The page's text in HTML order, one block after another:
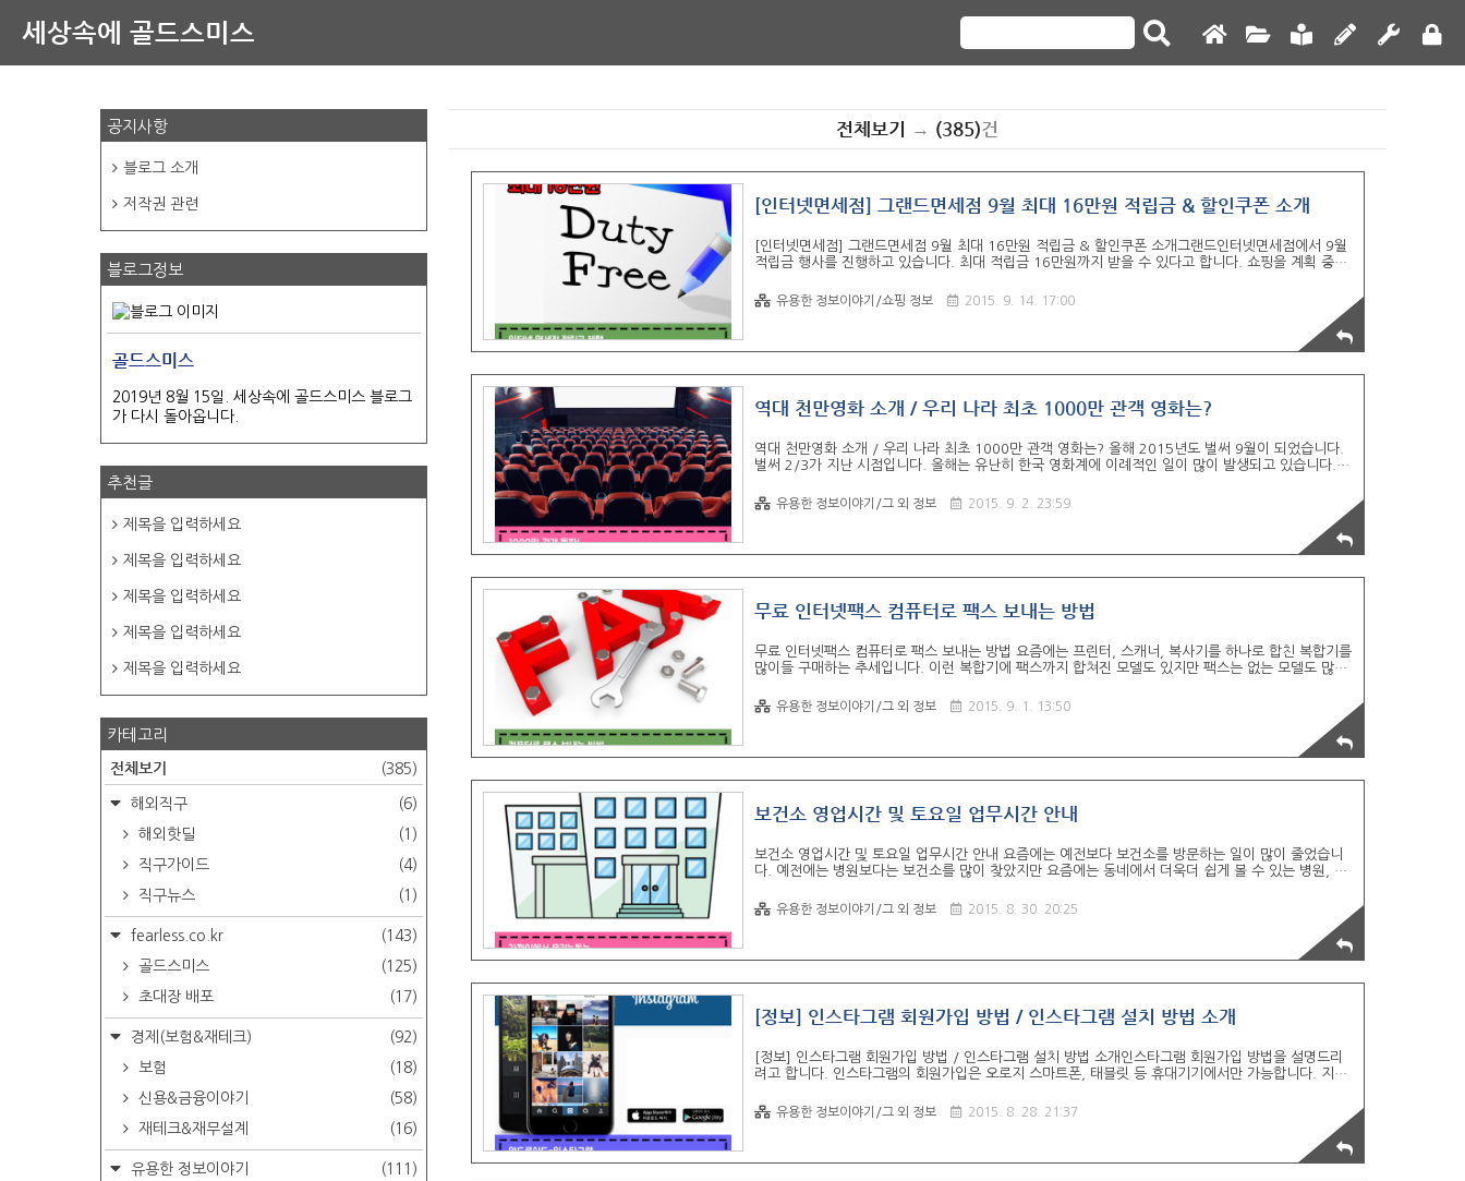
세상속에 골드스미스
전체보기 → (385)건
[인터넷면세점] 그랜드면세점 9월 최대 16만원 적립금 & 할인쿠폰 소개
[인터넷면세점] 그랜드면세점 9월 최대 16만원 적립금 & 할인쿠폰 소개그랜드인터넷면세점에서 9월
적립금 행사를 진행하고 있습니다. 최대 적립금 16만원까지 받을 수 있다고 합니다. 쇼핑을 계획 중이
에만 있는 면세점을 생각하지만 실제로는 인터넷면세점이라는 것도 존재합니다. 인터넷 면세점은 출국
예정 30일~60일 이전부터 미리 인터넷으로 주문해 놓고 출국 당일에 공항에서 수령만 하면 되는 편
리한 장점이 있습니다. [링크] 그랜드 인터넷 면세점 바로가기 실제 공항에서는 항공권을 수령하고 들
어가야 되기 때문에 출국 시간 2시간 정도부터 출국장으로 들어갈 수 있습니다. 출국장으로 들어간 뒤
유용한 정보이야기/쇼핑 정보 2015. 9. 14. 17:00
역대 천만영화 소개 / 우리 나라 최초 1000만 관객 영화는?
역대 천만영화 소개 / 우리 나라 최초 1000만 관객 영화는? 올해 2015년도 벌써 9월이 되었습니다.
벌써 2/3가 지난 시점입니다. 올해는 유난히 한국 영화계에 이례적인 일이 많이 발생되고 있습니다.
기쁜 소식이 아닌가 합니다. 오늘은 역대 천만 관객을 돌파한 영화와 우리나라 최초의 천만 관객 돌파
한 영화를 살펴보려고 합니다. 역대 천만관개 영화 순위 포스팅을 작성하는 2015년 9월 2일 기준으로
한국에서 개봉한 영화 중에서 17개의 영화가 국내에서 천만 관객을 돌파했습니다. 이 영화들 중에서
13편의 작품이 한국 영화이며 4편의 영화는 외국 영화입니다. 그럼 영화 순위와 관객 수를 살펴볼까
유용한 정보이야기/그 외 정보 2015. 9. 2. 23:59
무료 인터넷팩스 컴퓨터로 팩스 보내는 방법
무료 인터넷팩스 컴퓨터로 팩스 보내는 방법 요즘에는 프린터, 스캐너, 복사기를 하나로 합친 복합기를
많이들 구매하는 추세입니다. 이런 복합기에 팩스까지 합쳐진 모델도 있지만 팩스는 없는 모델도 많이
한다면 매우 답답하고 불편한 점이 있습니다. 이런 경우 문구점 혹은 부동산 등을 이용해서 이용대금을
지불하고 팩스를 빌려 사용하는 경우가 많습니다. 이처럼 가끔 사용하는 팩스를 팩스기기가 없이 인터
넷팩스보내는방법 을 소개하려고 합니다. 방법은 매우 간단합니다. 바로 인터넷 팩스 업체를 이용하면
됩니다. 더군다나 신규 가입하여 처음 이용하는 사람들에게는 많게는 20통까지 무료로 팩스를 전송할
유용한 정보이야기/그 외 정보 2015. 9. 1. 13:50
보건소 영업시간 및 토요일 업무시간 안내
보건소 영업시간 및 토요일 업무시간 안내 요즘에는 예전보다 보건소를 방문하는 일이 많이 줄었습니
다. 예전에는 병원보다는 보건소를 많이 찾았지만 요즘에는 동네에서 더욱더 쉽게 볼 수 있는 병원, 의
서 진료를 받으시면 무료 혹은 매우 저렴한 비용으로 이용하실 수 있다는 사실을 모르시는 분들이 많이
계십니다. 이외에도 혜택이 많은 보건소의 영업시간을 살펴보도록 하겠습니다. 보건소의 기본적인 영
업시간은 오전 9시부터 오후 6시까지가 일반적입니다. 하지만 지역에 따라서 조금씩 차이가 있을 수
있기 때문에 내가 방문할 보건소의 정확한 근무시간을 확인하고 가시는게 좋을 듯합니다. 보건소 영업
유용한 정보이야기/그 외 정보 2015. 8. 30. 20:25
[정보] 인스타그램 회원가입 방법 / 인스타그램 설치 방법 소개
[정보] 인스타그램 회원가입 방법 / 인스타그램 설치 방법 소개인스타그램 회원가입 방법을 설명드리
려고 합니다. 인스타그램의 회원가입은 오로지 스마트폰, 태블릿 등 휴대기기에서만 가능합니다. 지난
지 못하신 분들은 아래 링크 글을 참조하세요. 2015/08/28 - [정보] 인스타그램 다운로드 방법 / 인
스타그램 설치하기 안드로이드 Play 스토어를 통하여 정상적으로 인스타그램을 설치했다면 위와 같은
화면이 나옵니다. 위 화면은 로그인 화면입니다. 인스타그램 회원가입하는 방법은 크게 2가지입니다.
메일로 신규로 가입하는 방법과 기존 사용중인 SNS인 Facebook으로 로그인하는 방법입니다.
유용한 정보이야기/그 외 정보 2015. 8. 28. 21:37
공지사항
블로그 소개
저작권 관련
블로그정보
골드스미스
2019년 8월 15일. 세상속에 골드스미스 블로그
가 다시 돌아옵니다.
추천글
제목을 입력하세요
제목을 입력하세요
제목을 입력하세요
제목을 입력하세요
제목을 입력하세요
카테고리
전체보기 (385)
해외직구
(6)
해외핫딜
(1)
직구가이드
(4)
직구뉴스
(1)
fearless.co.kr
(143)
골드스미스
(125)
초대장 배포
(17)
경제(보험&재테크)
(92)
보험
(18)
신용&금융이야기
(58)
재테크&재무설계
(16)
유용한 정보이야기
(111)